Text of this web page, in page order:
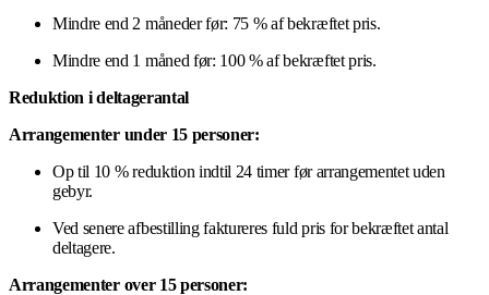
Mindre end 2 måneder før: 75 % af bekræftet pris.
Mindre end 1 måned før: 100 % af bekræftet pris.
Reduktion i deltagerantal
Arrangementer under 15 personer:
Op til 10 % reduktion indtil 24 timer før arrangementet uden
gebyr.
Ved senere afbestilling faktureres fuld pris for bekræftet antal
deltagere.
Arrangementer over 15 personer: